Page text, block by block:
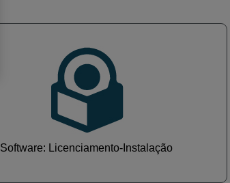
Software: Licenciamento-Instalação